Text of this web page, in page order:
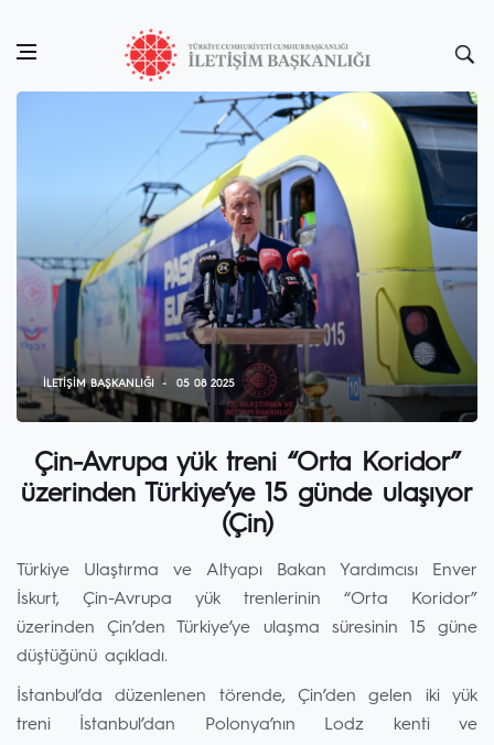
İLETIŞIM BAŞKANLIĞI 05 08 2025
Çin-Avrupa yük treni “Orta Koridor”
üzerinden Türkiye’ye 15 günde ulaşıyor
(Çin)
Türkiye Ulaştırma ve Altyapı Bakan Yardımcısı Enver
İskurt, Çin-Avrupa yük trenlerinin “Orta Koridor”
üzerinden Çin’den Türkiye’ye ulaşma süresinin 15 güne
düştüğünü açıkladı.
İstanbul’da düzenlenen törende, Çin’den gelen iki yük
treni İstanbul’dan Polonya’nın Lodz kenti ve